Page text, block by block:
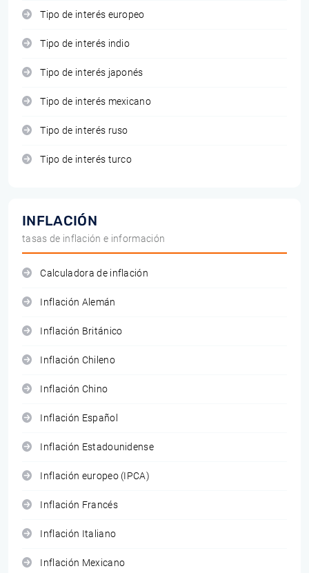
Tipo de interés europeo
Tipo de interés indio
Tipo de interés japonés
Tipo de interés mexicano
Tipo de interés ruso
Tipo de interés turco
INFLACIÓN
tasas de inflación e información
Calculadora de inflación
Inflación Alemán
Inflación Británico
Inflación Chileno
Inflación Chino
Inflación Español
Inflación Estadounidense
Inflación europeo (IPCA)
Inflación Francés
Inflación Italiano
Inflación Mexicano